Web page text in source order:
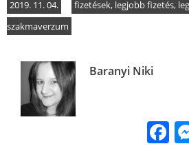
2019. 11. 04. fizetések, legjobb fizetés,
szakmaverzum
Baranyi Niki